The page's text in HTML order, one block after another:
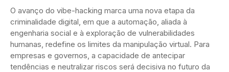
O avanço do vibe-hacking marca uma nova etapa da
criminalidade digital, em que a automação, aliada à
engenharia social e à exploração de vulnerabilidades
humanas, redefine os limites da manipulação virtual. Para
empresas e governos, a capacidade de antecipar
tendências e neutralizar riscos será decisiva no futuro da